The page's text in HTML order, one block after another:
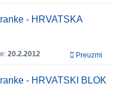
- HRVATSKA
20.2.2012 Preuzmi
- HRVATSKI BLOK